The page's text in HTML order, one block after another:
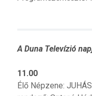
A Duna Televízió
11.00
Élő Népzene: